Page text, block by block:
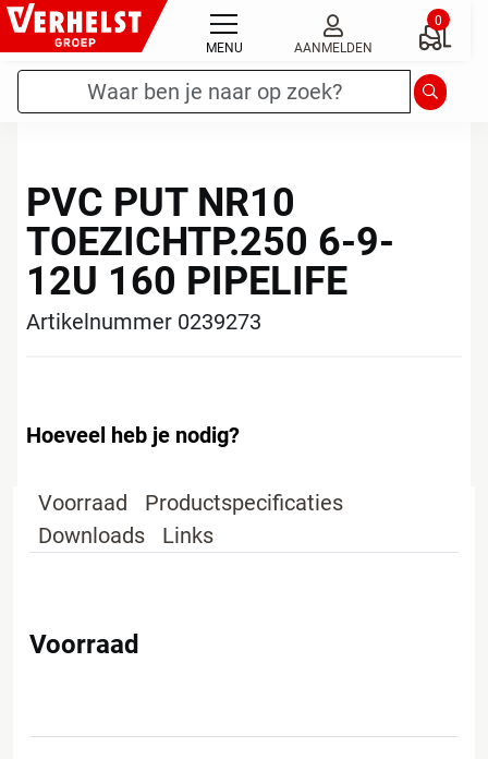
naar
de
inhoud
MENU AANMELDEN
0
Zoekterm* Zoeken
PVC PUT NR10
TOEZICHTP.250 6-9-
12U 160 PIPELIFE
Artikelnummer 0239273
Hoeveel heb je nodig?
Voorraad
Productspecificaties
Downloads
Links
Voorraad